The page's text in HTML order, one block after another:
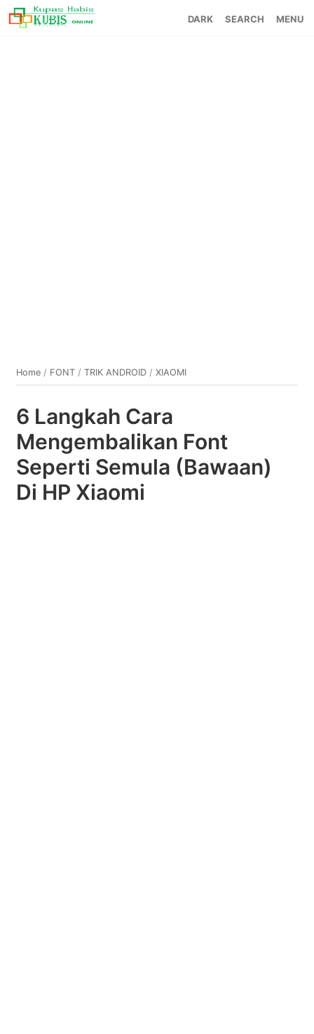
SEARCH MENU
Home / FONT /TRIK ANDROID /XIAOMI
6 Langkah Cara
Mengembalikan Font
Seperti Semula (Bawaan)
Di HP Xiaomi